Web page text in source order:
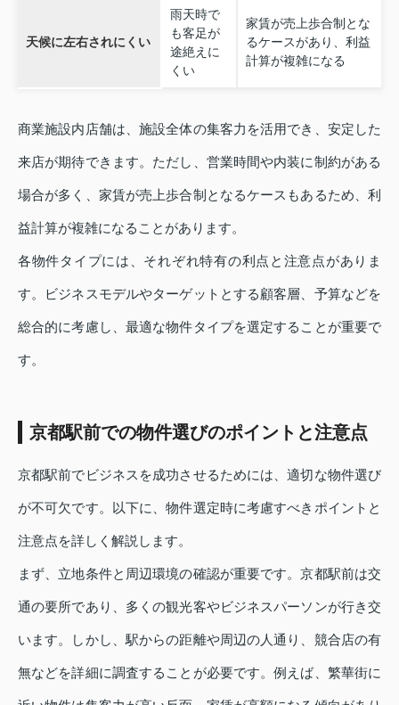
天候に左右されにくい
雨天時で
も客足が
途絶えに
くい
家賃が売上歩合制とな
るケースがあり、利益
計算が複雑になる
商業施設内店舗は、施設全体の集客力を活用でき、安定した
来店が期待できます。ただし、営業時間や内装に制約がある
場合が多く、家賃が売上歩合制となるケースもあるため、利
益計算が複雑になることがあります。
各物件タイプには、それぞれ特有の利点と注意点がありま
す。ビジネスモデルやターゲットとする顧客層、予算などを
総合的に考慮し、最適な物件タイプを選定することが重要で
す。
京都駅前での物件選びのポイントと注意点
京都駅前でビジネスを成功させるためには、適切な物件選び
が不可欠です。以下に、物件選定時に考慮すべきポイントと
注意点を詳しく解説します。
まず、立地条件と周辺環境の確認が重要です。京都駅前は交
通の要所であり、多くの観光客やビジネスパーソンが行き交
います。しかし、駅からの距離や周辺の人通り、競合店の有
無などを詳細に調査することが必要です。例えば、繁華街に